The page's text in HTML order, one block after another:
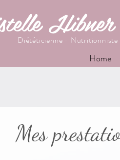
Hibner
Diététicienne - Nutritionniste
Home
Mes